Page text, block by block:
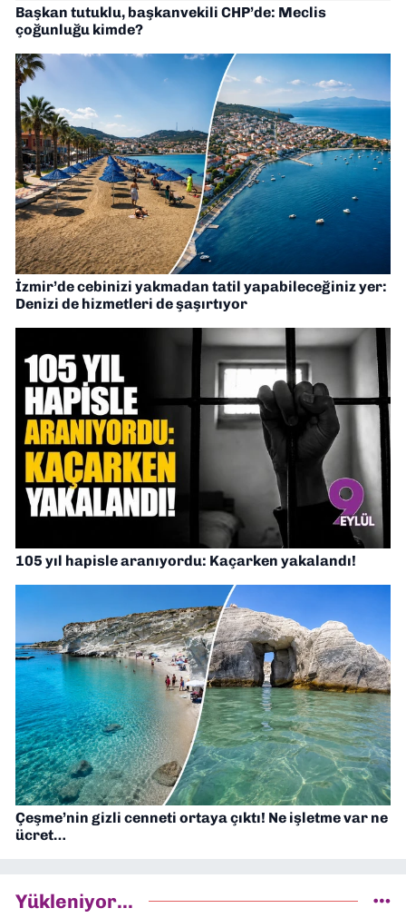
Başkan tutuklu, başkanvekili CHP’de: Meclis
çoğunluğu kimde?
İzmir’de cebinizi yakmadan tatil yapabileceğiniz yer:
Denizi de hizmetleri de şaşırtıyor
105 yıl hapisle aranıyordu: Kaçarken yakalandı!
Çeşme’nin gizli cenneti ortaya çıktı! Ne işletme var ne
ücret…
Yükleniyor...